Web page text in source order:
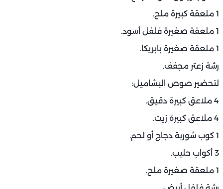
1 ملعقة كبيرة ملح.
1 ملعقة صغيرة فلفل أسود.
1 ملعقة صغيرة بابريكا.
رشة زعتر مجفف.
لتحضير صوص البشاميل:
4 ملاعق كبيرة دقيق.
4 ملاعق كبيرة زيت.
1 كوب شوربة دجاج أو لحم.
3 أكواب حليب.
1 ملعقة صغيرة ملح.